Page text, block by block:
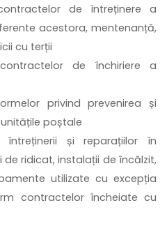
de întreținere a
acestora, mentenanță,
cu terții
de închiriere a
privind prevenirea și
poștale
întreținerii și reparațiilor în
ridicat, instalații de încălzit,
utilizate cu excepția
contractelor încheiate cu